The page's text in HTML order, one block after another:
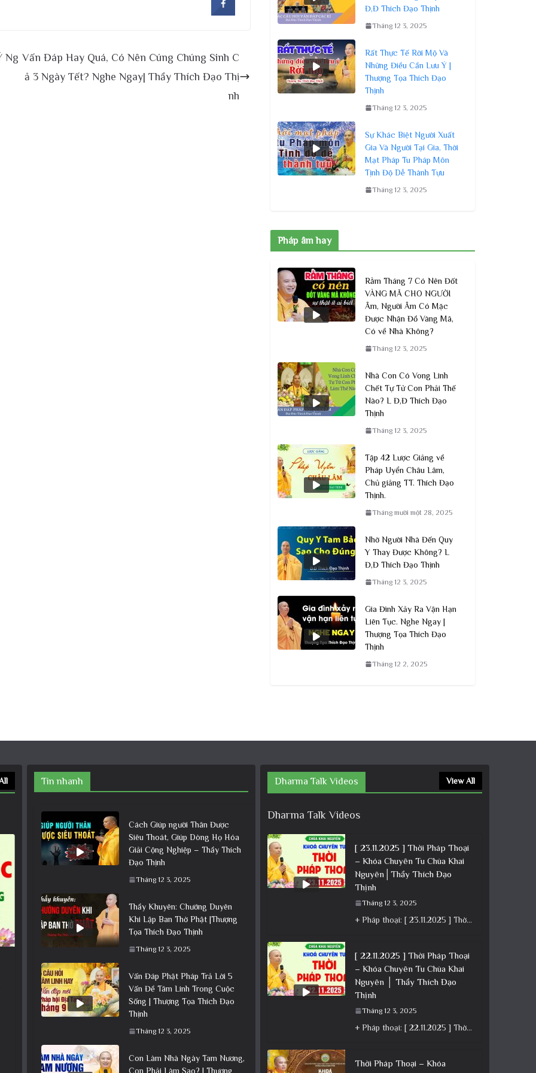
Ng Vấn Đáp Hay Quá, Có Nên Cúng Chúng Sinh C
ả 3 Ngày Tết? Nghe Ngay| Thầy Thích Đạo Thị
nh
Đ,Đ Thích Đạo Thịnh
Tháng 12 3, 2025
Rất Thực Tế Rời Mộ Và
Những Điều Cần Lưu Ý |
Thượng Tọa Thích Đạo
Thịnh
Tháng 12 3, 2025
Sự Khác Biệt Người Xuất
Gia Và Người Tại Gia, Thời
Mạt Pháp Tu Pháp Môn
Tịnh Độ Dễ Thành Tựu
Tháng 12 3, 2025
Pháp âm hay
Rằm Tháng 7 Có Nên Đốt
VÀNG MÃ CHO NGƯỜI
Âm, Người Âm Có Mặc
Được Nhận Đồ Vàng Mã,
Có về Nhà Không?
Tháng 12 3, 2025
Nhà Con Có Vong Linh
Chết Tự Tử Con Phải Thế
Nào? L Đ,Đ Thích Đạo
Thịnh
Tháng 12 3, 2025
Tập 42 Lược Giảng về
Pháp Uyển Châu Lâm,
Chủ giảng TT. Thích Đạo
Thịnh.
Tháng mười một 28, 2025
Nhờ Người Nhà Đến Quy
Y Thay Được Không? L
Đ,Đ Thích Đạo Thịnh
Tháng 12 3, 2025
Gia Đình Xảy Ra Vận Hạn
Liên Tục. Nghe Ngay |
Thượng Tọa Thích Đạo
Thịnh
Tháng 12 2, 2025
Tin nhanh
Cách Giúp người Thân Được
Siêu Thoát, Giúp Dòng Họ Hóa
Giải Cộng Nghiệp – Thầy Thích
Đạo Thịnh
Tháng 12 3, 2025
Thầy Khuyên: Chướng Duyên
Khi Lập Ban Thờ Phật |Thượng
Tọa Thích Đạo Thịnh
Tháng 12 3, 2025
Vấn Đáp Phật Pháp Trả Lời 5
Vấn Đề Tâm Linh Trong Cuộc
Sống | Thượng Tọa Thích Đạo
Thịnh
Tháng 12 3, 2025
Con Làm Nhà Ngày Tam Nương,
Con Phải Làm Sao? | Thượng
Dharma Talk Videos View All
Dharma Talk Videos
[ 23.11.2025 ] Thời Pháp Thoại
– Khóa Chuyên Tu Chùa Khai
Nguyên│Thầy Thích Đạo
Thịnh
Tháng 12 3, 2025
+ Pháp thoại: [ 23.11.2025 ] Thời Pháp Thoại – Khóa Chuyên Tu Chùa Khai Nguyên│Thầy Thích Đạo Thịnh +
[ 22.11.2025 ] Thời Pháp Thoại
– Khóa Chuyên Tu Chùa Khai
Nguyên │ Thầy Thích Đạo
Thịnh
Tháng 12 3, 2025
+ Pháp thoại: [ 22.11.2025 ] Thời Pháp Thoại – Khóa Chuyên Tu Chùa Khai Nguyên │ Thầy Thích Đạo
Thời Pháp Thoại – Khóa